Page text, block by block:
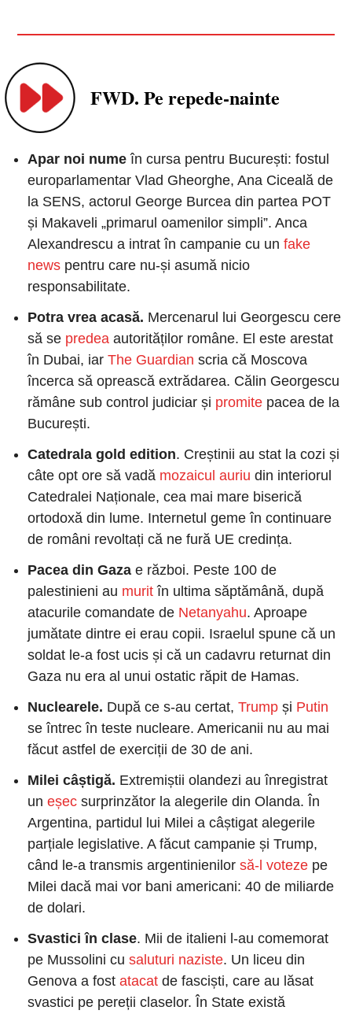
FWD. Pe repede-nainte
Apar noi nume în cursa pentru București: fostul
europarlamentar Vlad Gheorghe, Ana Ciceală de
la SENS, actorul George Burcea din partea POT
și Makaveli „primarul oamenilor simpli”. Anca
Alexandrescu a intrat în campanie cu un fake
news pentru care nu-și asumă nicio
responsabilitate.
Potra vrea acasă. Mercenarul lui Georgescu cere
să se predea autorităților române. El este arestat
în Dubai, iar The Guardian scria că Moscova
încerca să oprească extrădarea. Călin Georgescu
rămâne sub control judiciar și promite pacea de la
București.
Catedrala gold edition. Creștinii au stat la cozi și
câte opt ore să vadă mozaicul auriu din interiorul
Catedralei Naționale, cea mai mare biserică
ortodoxă din lume. Internetul geme în continuare
de români revoltați că ne fură UE credința.
Pacea din Gaza e război. Peste 100 de
palestinieni au murit în ultima săptămână, după
atacurile comandate de Netanyahu. Aproape
jumătate dintre ei erau copii. Israelul spune că un
soldat le-a fost ucis și că un cadavru returnat din
Gaza nu era al unui ostatic răpit de Hamas.
Nuclearele. După ce s-au certat, Trump și Putin
se întrec în teste nucleare. Americanii nu au mai
făcut astfel de exerciții de 30 de ani.
Milei câștigă. Extremiștii olandezi au înregistrat
un eșec surprinzător la alegerile din Olanda. În
Argentina, partidul lui Milei a câștigat alegerile
parțiale legislative. A făcut campanie și Trump,
când le-a transmis argentinienilor să-l voteze pe
Milei dacă mai vor bani americani: 40 de miliarde
de dolari.
Svastici în clase. Mii de italieni l-au comemorat
pe Mussolini cu saluturi naziste. Un liceu din
Genova a fost atacat de fasciști, care au lăsat
svastici pe pereții claselor. În State există